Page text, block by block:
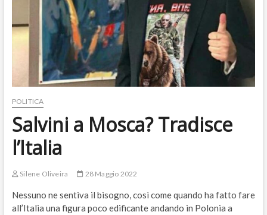
POLITICA
Salvini a Mosca? Tradisce
l’Italia
Silene Oliveira 28 Maggio 2022
Nessuno ne sentiva il bisogno, così come quando ha fatto fare
all’Italia una figura poco edificante andando in Polonia a